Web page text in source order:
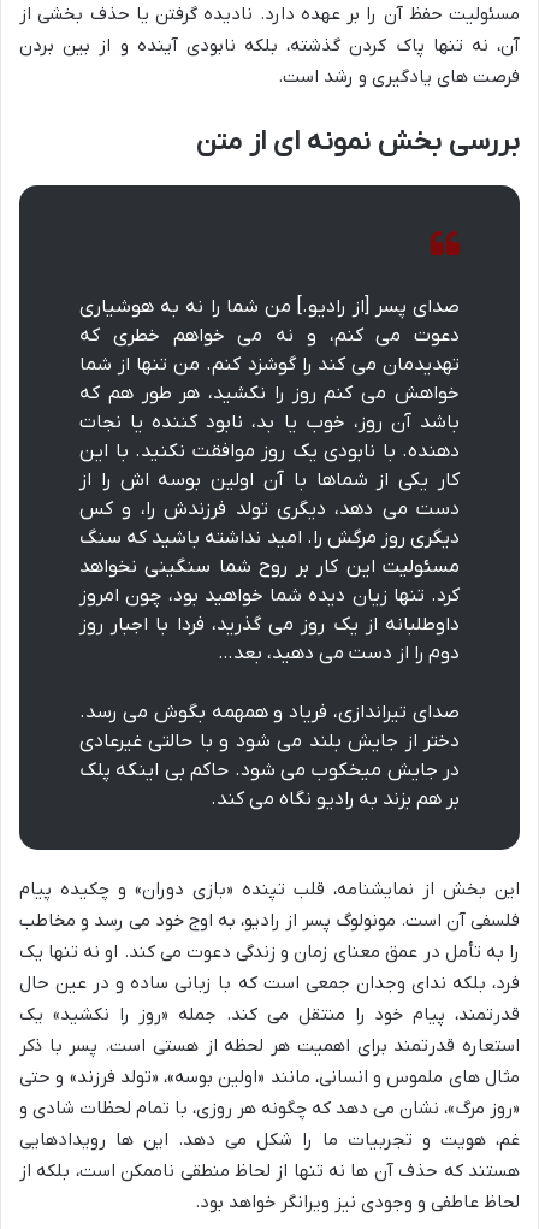
مسئولیت حفظ آن را بر عهده دارد. نادیده گرفتن یا حذف بخشی از
آن، نه تنها پاک کردن گذشته، بلکه نابودی آینده و از بین بردن
فرصت های یادگیری و رشد است.
بررسی بخش نمونه ای از متن
صدای پسر [از رادیو.] من شما را نه به هوشیاری
دعوت می کنم، و نه می خواهم خطری که
تهدیدمان می کند را گوشزد کنم. من تنها از شما
خواهش می کنم روز را نکشید، هر طور هم که
باشد آن روز، خوب یا بد، نابود کننده یا نجات
دهنده. با نابودی یک روز موافقت نکنید. با این
کار یکی از شماها با آن اولین بوسه اش را از
دست می دهد، دیگری تولد فرزندش را، و کس
دیگری روز مرگش را. امید نداشته باشید که سنگ
مسئولیت این کار بر روح شما سنگینی نخواهد
کرد. تنها زیان دیده شما خواهید بود، چون امروز
داوطلبانه از یک روز می گذرید، فردا با اجبار روز
دوم را از دست می دهید، بعد…
صدای تیراندازی، فریاد و همهمه بگوش می رسد.
دختر از جایش بلند می شود و با حالتی غیرعادی
در جایش میخکوب می شود. حاکم بی اینکه پلک
بر هم بزند به رادیو نگاه می کند.
این بخش از نمایشنامه، قلب تپنده «بازی دوران» و چکیده پیام
فلسفی آن است. مونولوگ پسر از رادیو، به اوج خود می رسد و مخاطب
را به تأمل در عمق معنای زمان و زندگی دعوت می کند. او نه تنها یک
فرد، بلکه ندای وجدان جمعی است که با زبانی ساده و در عین حال
قدرتمند، پیام خود را منتقل می کند. جمله «روز را نکشید» یک
استعاره قدرتمند برای اهمیت هر لحظه از هستی است. پسر با ذکر
مثال های ملموس و انسانی، مانند «اولین بوسه»، «تولد فرزند» و حتی
«روز مرگ»، نشان می دهد که چگونه هر روزی، با تمام لحظات شادی و
غم، هویت و تجربیات ما را شکل می دهد. این ها رویدادهایی
هستند که حذف آن ها نه تنها از لحاظ منطقی ناممکن است، بلکه از
لحاظ عاطفی و وجودی نیز ویرانگر خواهد بود.